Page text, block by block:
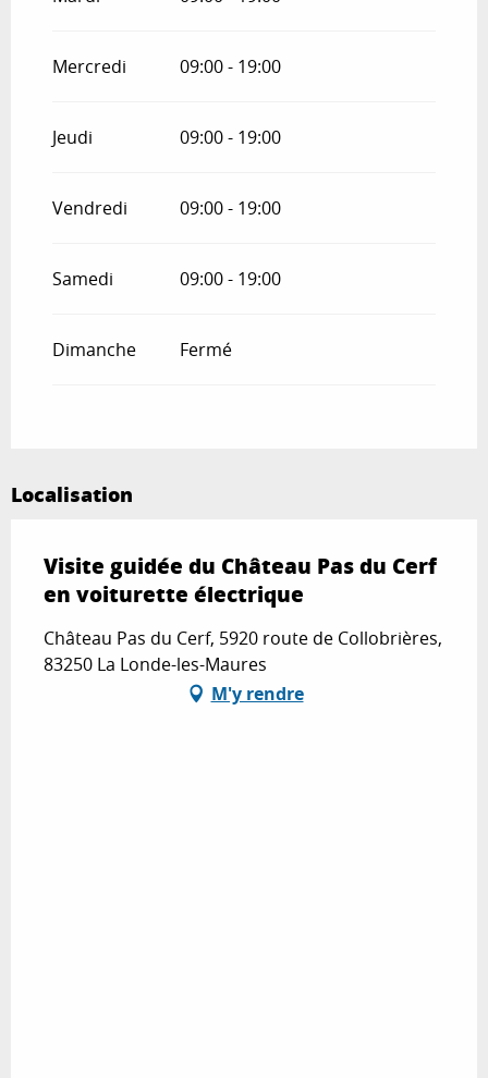
Mercredi 09:00 - 19:00
Jeudi 09:00 - 19:00
Vendredi 09:00 - 19:00
Samedi 09:00 - 19:00
Dimanche Fermé
Localisation
Visite guidée du Château Pas du Cerf
en voiturette électrique
Château Pas du Cerf, 5920 route de Collobrières,
83250 La Londe-les-Maures
M'y rendre